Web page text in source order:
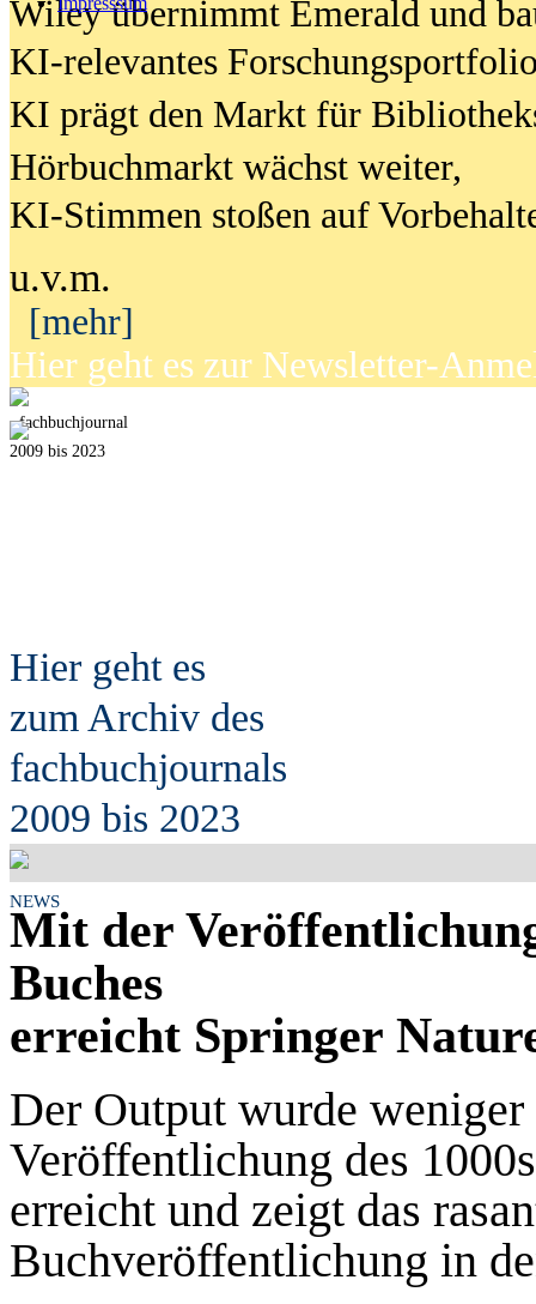
Wiley übernimmt Emerald und
KI-relevantes
KI prägt den Markt für
Hörbuchmarkt wächst weiter,
KI-Stimmen stoßen auf
u.v.m.
[mehr]
Hier geht es zur Newsletter-
fachbuchjournal
2009 bis 2023
Hier geht es
zum Archiv des
fachbuchjournals
2009 bis 2023
NEWS
Mit der
Buches
erreicht Springer
Der Output wurde
Veröffentlichung des
erreicht und zeigt das
Buchveröffentlichung in